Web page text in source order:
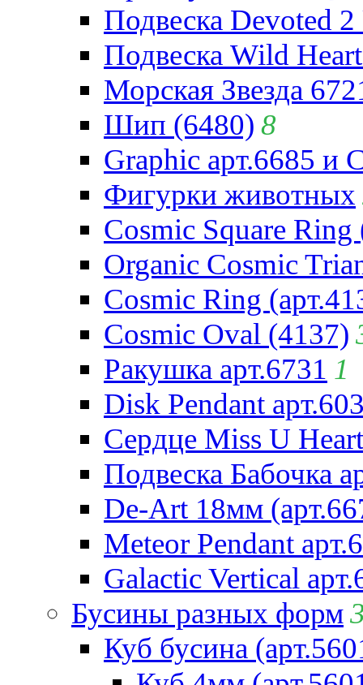
Подвеска Devoted
Подвеска Wild
Морская Звезда
Шип (6480) 8
Graphic арт.6685 и
Фигурки животных
Cosmic Square Ring
Organic Cosmic
Cosmic Ring
Cosmic Oval (4137)
Ракушка арт.6731 1
Disk Pendant
Сердце Miss U
Подвеска Бабочка
De-Art 18мм
Meteor Pendant
Galactic Vertical
Бусины разных форм
Куб бусина